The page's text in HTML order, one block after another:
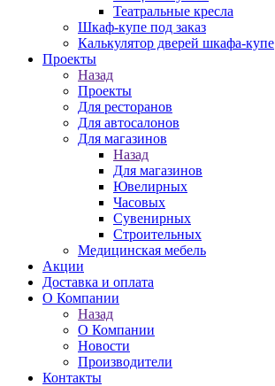
Театральные кресла
Шкаф-купе под заказ
Калькулятор дверей шкафа-купе
Проекты
Назад
Проекты
Для ресторанов
Для автосалонов
Для магазинов
Назад
Для магазинов
Ювелирных
Часовых
Сувенирных
Строительных
Медицинская мебель
Акции
Доставка и оплата
О Компании
Назад
О Компании
Новости
Производители
Контакты